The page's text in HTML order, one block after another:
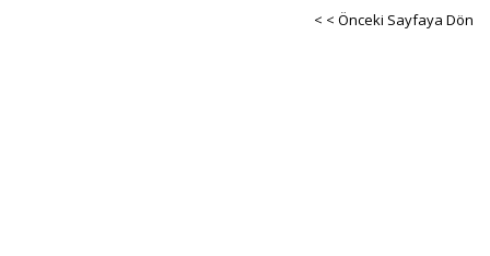
< < Önceki Sayfaya Dön